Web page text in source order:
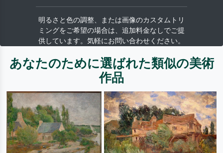
明るさと色の調整、または画像のカスタムトリ
ミングをご希望の場合は、追加料金なしでご提
供しています。気軽にお問い合わせください。
あなたのために選ばれた類似の美術
作品